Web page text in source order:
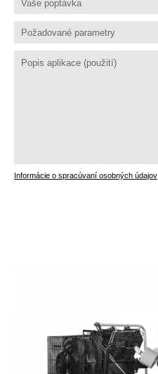
Informácie o spracúvaní osobných údajov